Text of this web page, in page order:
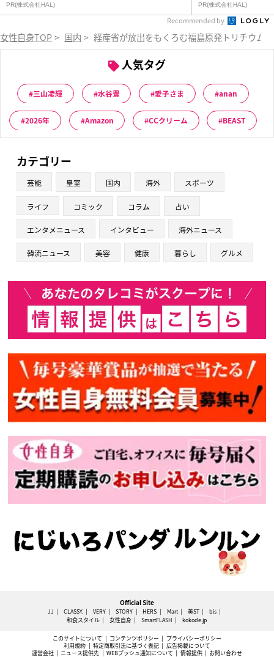
PR(株式会社HAL) PR(株式会社HAL)
Recommended by
女性自身TOP > 国内 > 経産省が放出をもくろむ福島原発トリチウム
人気タグ
三山凌輝 水谷豊 愛子さま anan
2026年 Amazon CCクリーム BEAST
カテゴリー
芸能 皇室 国内 海外 スポーツ
ライフ コミック コラム 占い
エンタメニュース インタビュー 海外ニュース
韓流ニュース 美容 健康 暮らし グルメ
Official Site
JJ CLASSY. VERY STORY HERS Mart 美ST
bis
和食スタイル
女性自身 SmartFLASH kokode.jp
このサイトについて コンテンツポリシー
プライバシーポリシー
利用規約
特定商取引法に基づく表記
広告掲載について
運営会社
ニュース提供先 WEBプッシュ通知について 情報提供 お問い合わせ